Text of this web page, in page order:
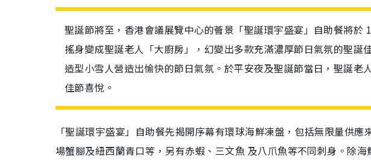
聖誕節將至，香港會議展覽中心的薈景「聖誕環宇盛宴」自助餐將於
搖身變成聖誕老人「大廚房」，幻變出多款充滿濃厚節日氣氛的聖誕
造型小雪人營造出愉快的節日氣氛。於平安夜及聖誕節當日，聖誕老
佳節喜悅。
「聖誕環宇盛宴」自助餐先揭開序幕有環球海鮮凍盤，包括無限量供
場蟹腳及紐西蘭青口等，另有赤蝦、三文魚 及八爪魚等不同刺身。除